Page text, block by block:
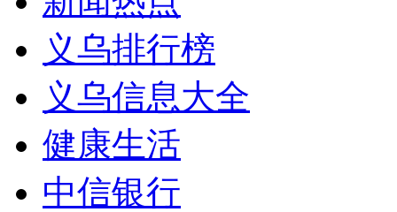
义乌排行榜
义乌信息大全
健康生活
中信银行